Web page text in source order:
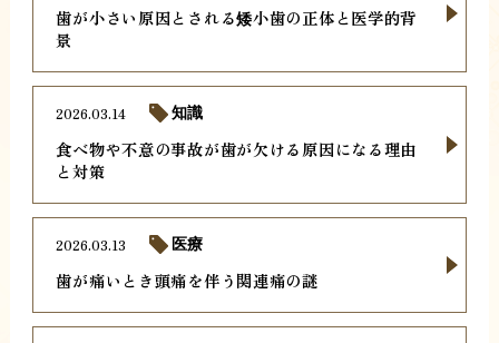
歯が小さい原因とされる矮小歯の正体と医学的背
景
食べ物や不意の事故が歯が欠ける原因になる理由
と対策
2026.03.14 知識
歯が痛いとき頭痛を伴う関連痛の謎
2026.03.13 医療